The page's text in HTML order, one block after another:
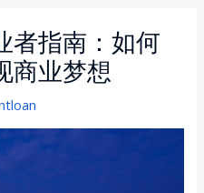
者指南：如何
商业梦想